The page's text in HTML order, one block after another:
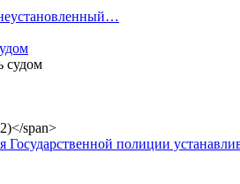
Государственной полиции